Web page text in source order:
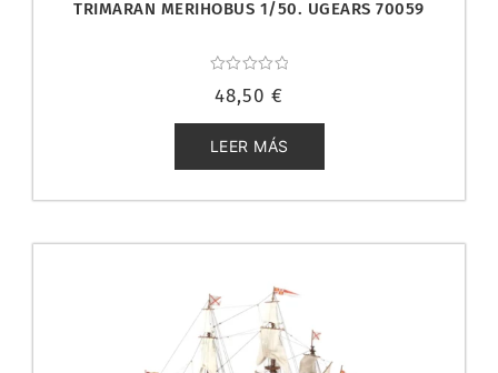
TRIMARAN MERIHOBUS 1/50. UGEARS 70059
con
de
5
48,50 €
LEER MÁS